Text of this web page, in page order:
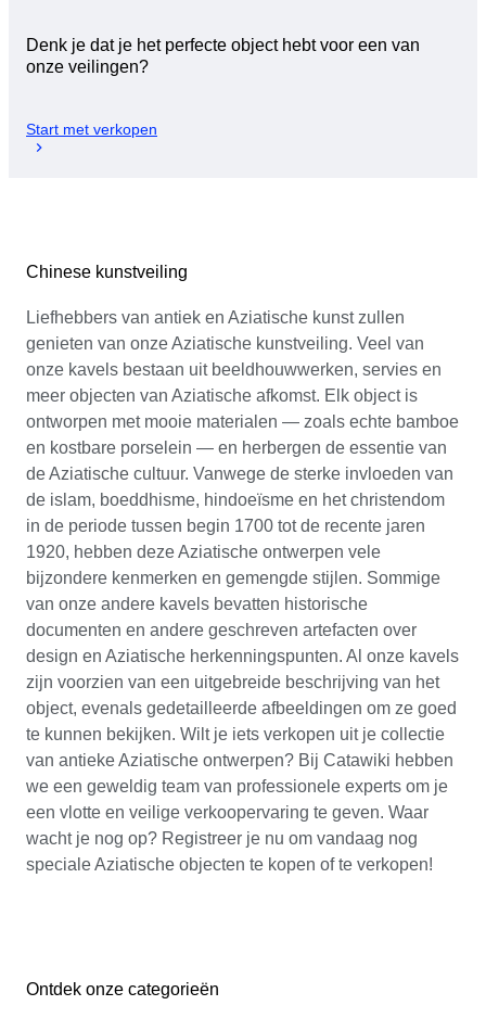
Denk je dat je het perfecte object hebt voor een van
onze veilingen?
Start met verkopen
Chinese kunstveiling
Liefhebbers van antiek en Aziatische kunst zullen
genieten van onze Aziatische kunstveiling. Veel van
onze kavels bestaan uit beeldhouwwerken, servies en
meer objecten van Aziatische afkomst. Elk object is
ontworpen met mooie materialen — zoals echte bamboe
en kostbare porselein — en herbergen de essentie van
de Aziatische cultuur. Vanwege de sterke invloeden van
de islam, boeddhisme, hindoeïsme en het christendom
in de periode tussen begin 1700 tot de recente jaren
1920, hebben deze Aziatische ontwerpen vele
bijzondere kenmerken en gemengde stijlen. Sommige
van onze andere kavels bevatten historische
documenten en andere geschreven artefacten over
design en Aziatische herkenningspunten. Al onze kavels
zijn voorzien van een uitgebreide beschrijving van het
object, evenals gedetailleerde afbeeldingen om ze goed
te kunnen bekijken. Wilt je iets verkopen uit je collectie
van antieke Aziatische ontwerpen? Bij Catawiki hebben
we een geweldig team van professionele experts om je
een vlotte en veilige verkoopervaring te geven. Waar
wacht je nog op? Registreer je nu om vandaag nog
speciale Aziatische objecten te kopen of te verkopen!
Ontdek onze categorieën